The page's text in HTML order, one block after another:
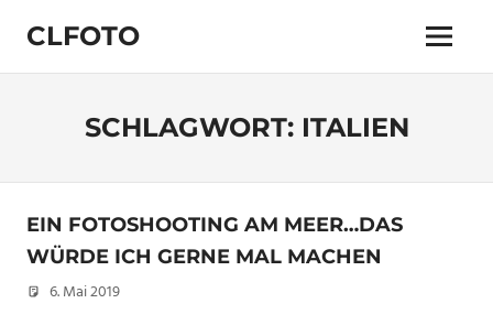
Inhalt
springen
CLFOTO
Fotograf
Lanegger
/
Linz
Menü
SCHLAGWORT: ITALIEN
EIN FOTOSHOOTING AM MEER…DAS
WÜRDE ICH GERNE MAL MACHEN
6. Mai 2019